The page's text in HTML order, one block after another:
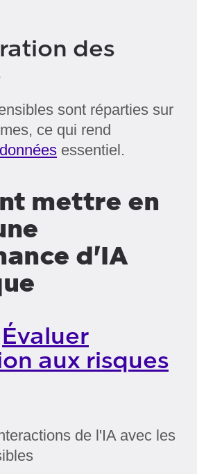
des
sont réparties sur
ce qui rend
essentiel.
mettre en
d'IA
Évaluer
aux risques
de l'IA avec les